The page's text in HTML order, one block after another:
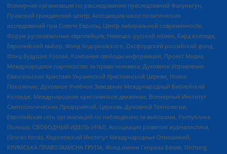
Всемирная организация по расследованию преследований Фалуньгун,
Пражский гражданский центр, Ассоциация школ политических
исследований при Совете Европы, Центр либеральной современности,
Форум русскоязычных европейцев, Немецко-русский обмен, Бард колледж,
Европейский выбор, Фонд Ходорковского, Оксфордский российский фонд,
Фонд Будущее России, Компания свободы информации, Проект Медиа,
Международное партнерство за права человека, Духовное Управление
Евангельских Христиан Украинской Христианской Церкви, Новое
Поколение, Духовное Учебное Заведение Международный Библейский
Колледж, Международное христианское движение, Всемирный Институт
Саентологических Предприятий, Церковь Духовной Технологии,
Европейская сеть организаций по наблюдению за выборами, Республика
Польша, СВОБОДНЫЙ ИДЕЛЬ-УРАЛ, Ассоциация развития журналистики,
IStories fonds, Королевский Институт Международных Отношений,
КРИМСЬКА ПРАВОЗАХИСНА ГРУПА, Фонд имени Генриха Бёлля, Stichting